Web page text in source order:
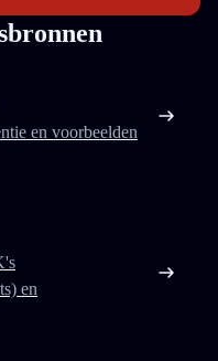
en voorbeelden
en